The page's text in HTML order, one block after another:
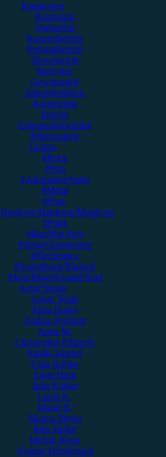
Kategorien
Rezension
Vorbericht
Konzertbericht
Festivalbericht
Showbericht
Interview
Gewinnspiel
Jahresrückblick
Kommentar
Special
Erinnerungswürdig
Bildergalerie
Genres
#Rock
#Pop
#Alternative/Indie
#Metal
#Post-
Hardcore/Hardcore/Metalcore
#Punk
#Rap/Hip-Hop
#Singer/Songwriter
#Electronica
#Soundtrack/Musical
#Jazz/Blues/Gospel/Soul
Autor*innen
Unser Team
Alina Hasky
Andrea Holstein
Anna W.
Christopher Filipecki
Emilia Knebel
Gina Köhler
Jonas Horn
Julia Köhler
Lucie K.
Marie H.
Marius Meyer
Max Keller
Melvin Klein
Yvonne Hopfensack